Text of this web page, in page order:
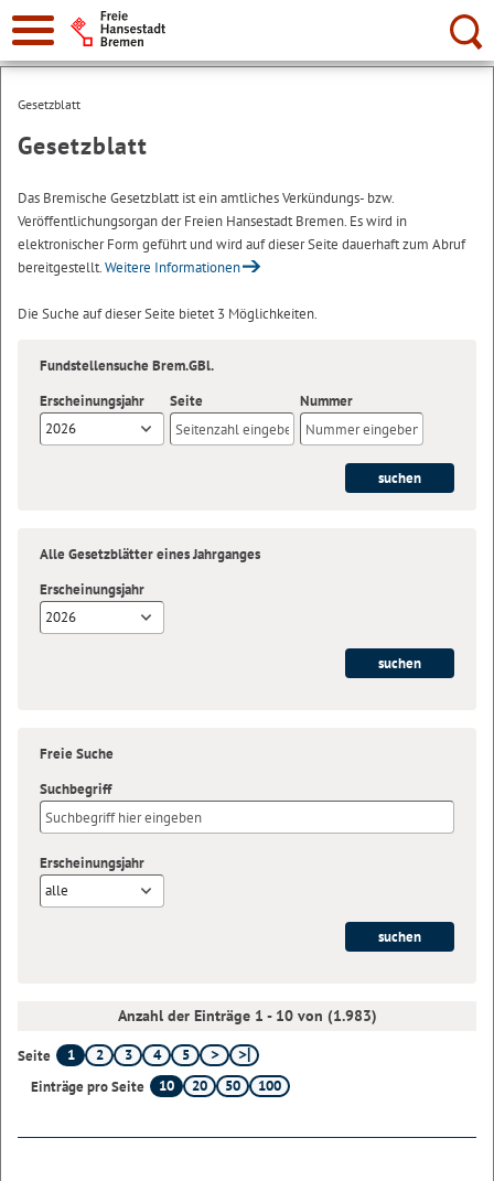
Suche:
Gesetzblatt
Gesetzblatt
Das Bremische Gesetzblatt ist ein amtliches Verkündungs- bzw.
Veröffentlichungsorgan der Freien Hansestadt Bremen. Es wird in
elektronischer Form geführt und wird auf dieser Seite dauerhaft zum Abruf
bereitgestellt.Weitere Informationen
Die Suche auf dieser Seite bietet 3 Möglichkeiten.
Fundstellensuche Brem.GBl.
Erscheinungsjahr
2026
Seite Nummer
Alle Gesetzblätter eines Jahrganges
Erscheinungsjahr
2026
Freie Suche
Suchbegriff
Erscheinungsjahr
alle
Anzahl der Einträge 1 - 10 von (1.983)
Seite 1 2 3 4
5
Einträge pro Seite
10 20 50 100